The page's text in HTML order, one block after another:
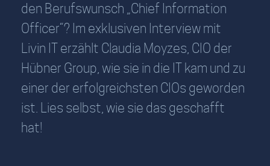
den Berufswunsch „Chief Information
Officer“? Im exklusiven Interview mit
Livin IT erzählt Claudia Moyzes, CIO der
Hübner Group, wie sie in die IT kam und zu
einer der erfolgreichsten CIOs geworden
ist. Lies selbst, wie sie das geschafft
hat!